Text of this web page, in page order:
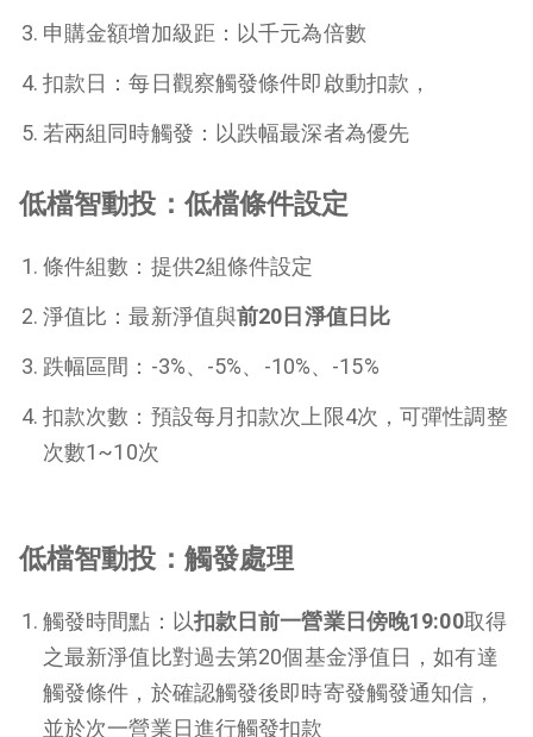
申購金額增加級距：以千元為倍數
扣款日：每日觀察觸發條件即啟動扣款，
若兩組同時觸發：以跌幅最深者為優先
低檔智動投：低檔條件設定
條件組數：提供2組條件設定
淨值比：最新淨值與前20日淨值日比
跌幅區間：-3%、-5%、-10%、-15%
扣款次數：預設每月扣款次上限4次，可彈性調整
次數1~10次
低檔智動投：觸發處理
觸發時間點：以扣款日前一營業日傍晚19:00取得
之最新淨值比對過去第20個基金淨值日，如有達
觸發條件，於確認觸發後即時寄發觸發通知信，
並於次一營業日進行觸發扣款